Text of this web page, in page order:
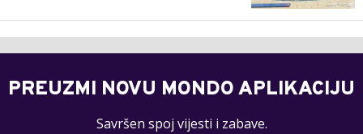
PREUZMI NOVU MONDO APLIKACIJU
Savršen spoj vijesti i zabave.